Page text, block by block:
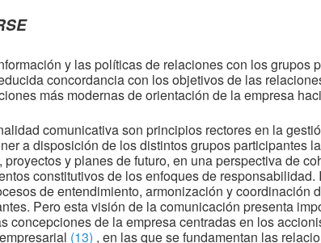
y las políticas de relaciones con los grupos
concordancia con los objetivos de las
más modernas de orientación de la empresa
comunicativa son principios rectores en la
a disposición de los distintos grupos participantes
y planes de futuro, en una perspectiva de
constitutivos de los enfoques de
de entendimiento, armonización y coordinación
Pero esta visión de la comunicación presenta
concepciones de la empresa centradas en los
(13) , en las que se fundamentan las